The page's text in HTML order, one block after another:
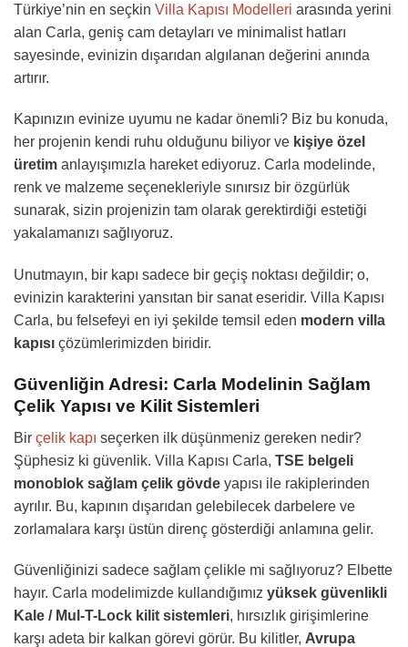
Türkiye’nin en seçkin Villa Kapısı Modelleri arasında yerini
alan Carla, geniş cam detayları ve minimalist hatları
sayesinde, evinizin dışarıdan algılanan değerini anında
artırır.
Kapınızın evinize uyumu ne kadar önemli? Biz bu konuda,
her projenin kendi ruhu olduğunu biliyor ve kişiye özel
üretim anlayışımızla hareket ediyoruz. Carla modelinde,
renk ve malzeme seçenekleriyle sınırsız bir özgürlük
sunarak, sizin projenizin tam olarak gerektirdiği estetiği
yakalamanızı sağlıyoruz.
Unutmayın, bir kapı sadece bir geçiş noktası değildir; o,
evinizin karakterini yansıtan bir sanat eseridir. Villa Kapısı
Carla, bu felsefeyi en iyi şekilde temsil eden modern villa
kapısı çözümlerimizden biridir.
Güvenliğin Adresi: Carla Modelinin Sağlam
Çelik Yapısı ve Kilit Sistemleri
Bir çelik kapı seçerken ilk düşünmeniz gereken nedir?
Şüphesiz ki güvenlik. Villa Kapısı Carla, TSE belgeli
monoblok sağlam çelik gövde yapısı ile rakiplerinden
ayrılır. Bu, kapının dışarıdan gelebilecek darbelere ve
zorlamalara karşı üstün direnç gösterdiği anlamına gelir.
Güvenliğinizi sadece sağlam çelikle mi sağlıyoruz? Elbette
hayır. Carla modelimizde kullandığımız yüksek güvenlikli
Kale / Mul-T-Lock kilit sistemleri, hırsızlık girişimlerine
karşı adeta bir kalkan görevi görür. Bu kilitler, Avrupa